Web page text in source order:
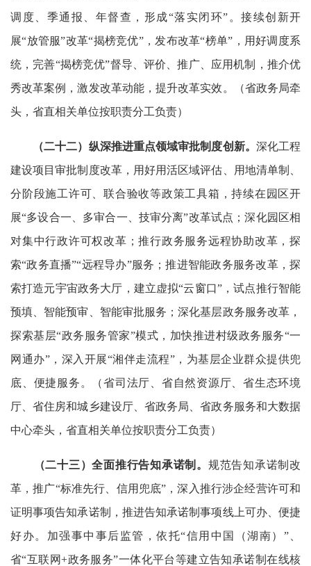
调度、季通报、年督查，形成“落实闭环”。接续创新开
展“放管服”改革“揭榜竞优”，发布改革“榜单”，用好调度系
统，完善“揭榜竞优”督导、评价、推广、应用机制，推介优
秀改革案例，激发改革动能，提升改革实效。（省政务局牵
头，省直相关单位按职责分工负责）
（二十二）纵深推进重点领域审批制度创新。 深化工程
建设项目审批制度改革，用好用活区域评估、用地清单制、
分阶段施工许可、联合验收等政策工具箱，持续在园区开
展“多设合一、多审合一、技审分离”改革试点；深化园区相
对集中行政许可权改革；推行政务服务远程协助改革，探
索“政务直播”“远程导办”服务；推进智能政务服务改革，探
索打造元宇宙政务大厅，建立虚拟“云窗口”，试点推行智能
预填、智能预审、智能审批服务；深化基层政务服务改革，
探索基层“政务服务管家”模式，加快推进村级政务服务“一
网通办”，深入开展“湘伴走流程”，为基层企业群众提供兜
底、便捷服务。（省司法厅、省自然资源厅、省生态环境
厅、省住房和城乡建设厅、省政务局、省政务服务和大数据
中心牵头，省直相关单位按职责分工负责）
（二十三）全面推行告知承诺制。 规范告知承诺制改
革，推广“标准先行、信用兜底”，深入推行涉企经营许可和
证明事项告知承诺制，推进告知承诺制事项线上可办、便捷
好办。加强事中事后监管，依托“信用中国（湖南）”、
省“互联网+政务服务”一体化平台等建立告知承诺制在线核